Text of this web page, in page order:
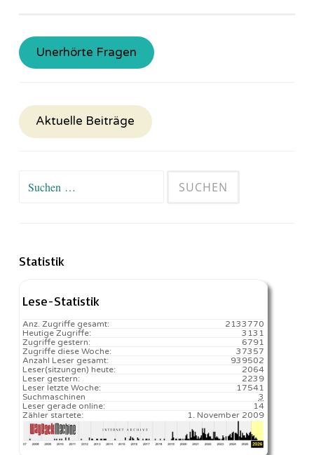
Unerhörte Fragen
Aktuelle Beiträge
Suchen
Statistik
Lese-Statistik
2133770
Anz. Zugriffe gesamt:
3131
Heutige Zugriffe:
6791
Zugriffe gestern:
37357
Zugriffe diese Woche:
939502
Anzahl Leser gesamt:
2064️
Leser(sitzungen) heute:
2239
Leser gestern:
17541️
Leser letzte Woche:
3
Suchmaschinen
14
Leser gerade online:
1. November 2009
Zähler startete: